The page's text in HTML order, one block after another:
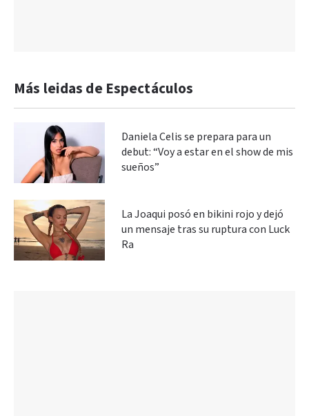
Más leidas de Espectáculos
Daniela Celis se prepara para un
debut: “Voy a estar en el show de mis
sueños”
La Joaqui posó en bikini rojo y dejó
un mensaje tras su ruptura con Luck
Ra